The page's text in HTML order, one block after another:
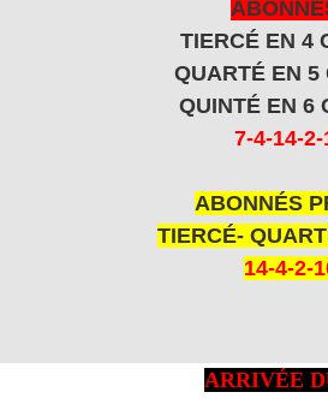
TIERCÉ EN 4
QUARTÉ EN 5
QUINTÉ EN 6
7-4-14-2-
ABONNÉS
TIERCÉ-
14-4-2-
ARRIVÉE